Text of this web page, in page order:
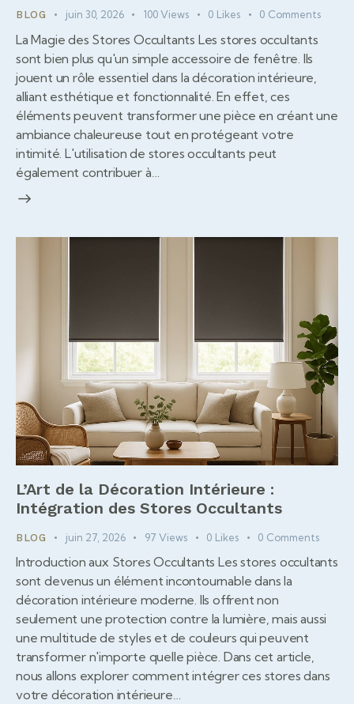
BLOG juin 30, 2026 100 Views 0 Likes 0 Comments
La Magie des Stores Occultants Les stores occultants
sont bien plus qu'un simple accessoire de fenêtre. Ils
jouent un rôle essentiel dans la décoration intérieure,
alliant esthétique et fonctionnalité. En effet, ces
éléments peuvent transformer une pièce en créant une
ambiance chaleureuse tout en protégeant votre
intimité. L'utilisation de stores occultants peut
également contribuer à…
L’Art de la Décoration Intérieure :
Intégration des Stores Occultants
BLOG juin 27, 2026 97 Views 0 Likes 0 Comments
Introduction aux Stores Occultants Les stores occultants
sont devenus un élément incontournable dans la
décoration intérieure moderne. Ils offrent non
seulement une protection contre la lumière, mais aussi
une multitude de styles et de couleurs qui peuvent
transformer n'importe quelle pièce. Dans cet article,
nous allons explorer comment intégrer ces stores dans
votre décoration intérieure…